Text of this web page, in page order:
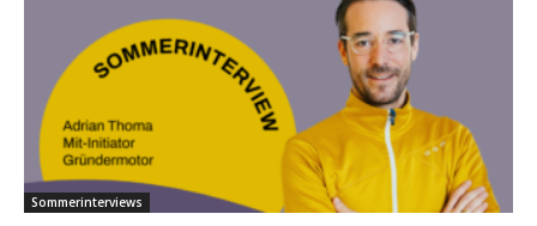
Sommerinterviews